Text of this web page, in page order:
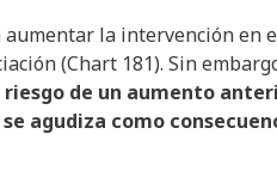
la intervención en
(Chart 181). Sin
de un aumento
agudiza como